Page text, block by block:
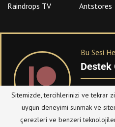
Raindrops TV
Antstores
Bu Sesi
Destek
PATREON
Sitemizde, tercihlerinizi ve tekrar
uygun deneyimi sunmak ve
çerezleri ve benzeri